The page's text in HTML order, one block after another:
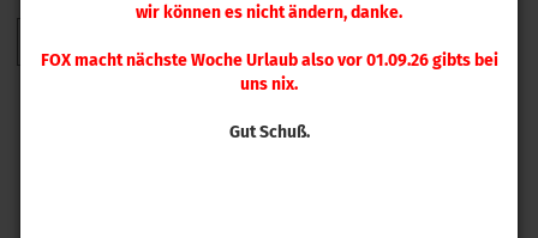
wir können es nicht ändern, danke.
FOX macht nächste Woche Urlaub also vor 01.09.26 gibts bei
uns nix.
Gut Schuß.